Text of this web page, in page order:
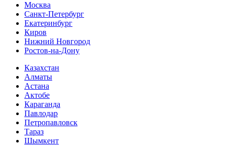
Москва
Санкт-Петербург
Екатеринбург
Киров
Нижний Новгород
Ростов-на-Дону
Казахстан
Алматы
Астана
Актобе
Караганда
Павлодар
Петропавловск
Тараз
Шымкент